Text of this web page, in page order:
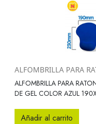
ALFOMBRILLA PARA
ALFOMBRILLA PARA
DE GEL COLOR AZUL
Añadir al carrito